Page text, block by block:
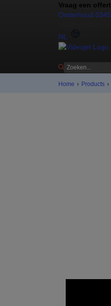
Vraag een
Onderhoud
NL
Home › Products ›